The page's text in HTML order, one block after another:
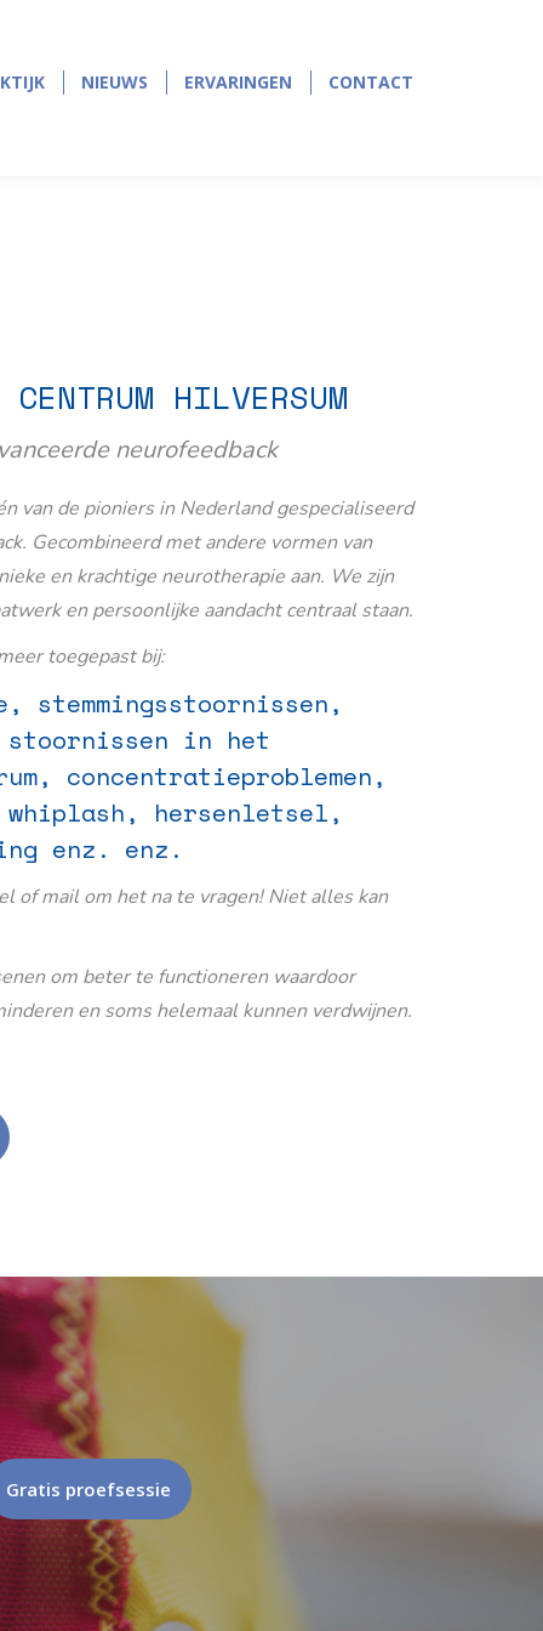
in
in
NIEUWS ERVARINGEN CONTACT
HILVERSUM
neurofeedback
van de pioniers in Nederland gespecialiseerd
Gecombineerd met andere vormen van
en krachtige neurotherapie aan. We zijn
en persoonlijke aandacht centraal staan.
toegepast bij:
stemmingsstoornissen,
in het
concentratieproblemen,
hersenletsel,
enz. enz.
of mail om het na te vragen! Niet alles kan
om beter te functioneren waardoor
en soms helemaal kunnen verdwijnen.
Gratis proefsessie
NIEUWS ERVARINGEN CONTACT